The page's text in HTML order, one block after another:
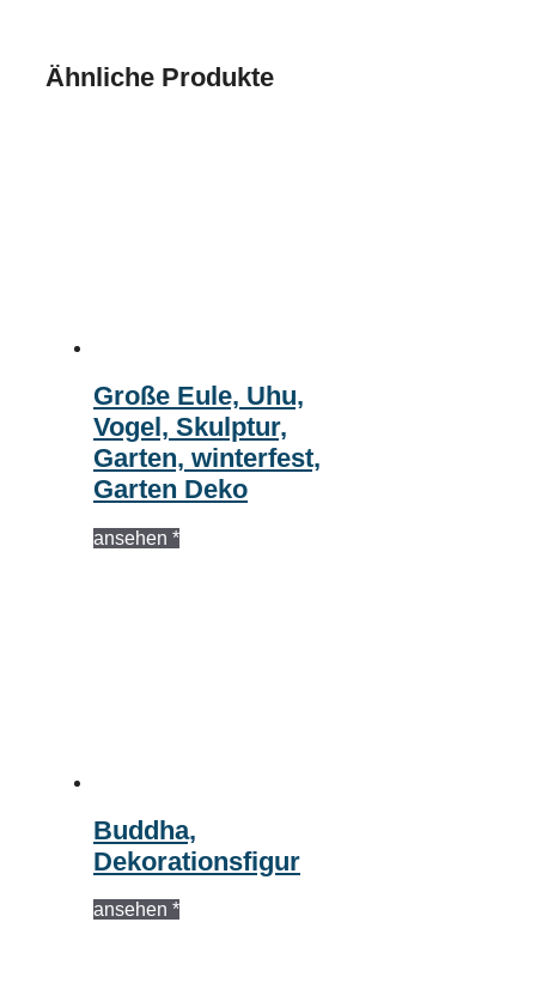
Ähnliche Produkte
Große Eule, Uhu,
Vogel, Skulptur,
Garten, winterfest,
Garten Deko
ansehen *
Buddha,
Dekorationsfigur
ansehen *